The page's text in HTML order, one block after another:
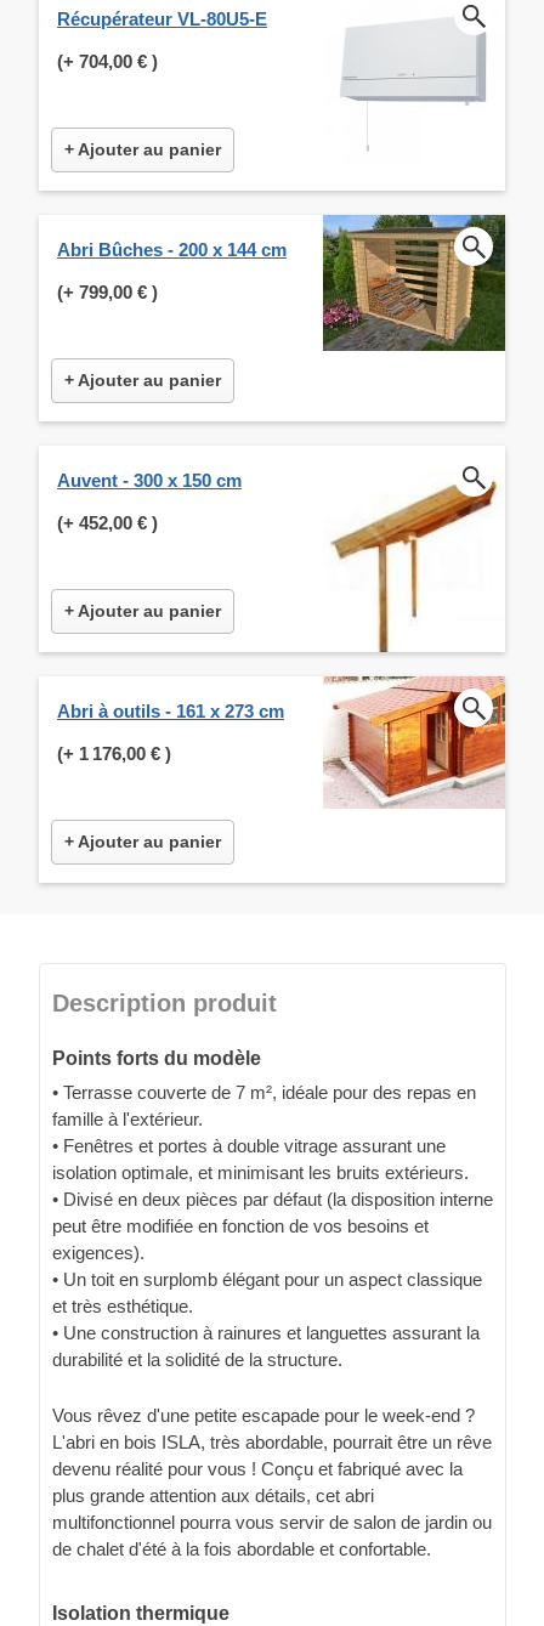
Récupérateur VL-80U5-E
(+ 704,00 € )
+ Ajouter au panier
Abri Bûches - 200 x 144 cm
(+ 799,00 € )
+ Ajouter au panier
Auvent - 300 x 150 cm
(+ 452,00 € )
+ Ajouter au panier
Abri à outils - 161 x 273 cm
(+ 1 176,00 € )
+ Ajouter au panier
Description produit
Points forts du modèle
• Terrasse couverte de 7 m², idéale pour des repas en
famille à l'extérieur.
• Fenêtres et portes à double vitrage assurant une
isolation optimale, et minimisant les bruits extérieurs.
• Divisé en deux pièces par défaut (la disposition interne
peut être modifiée en fonction de vos besoins et
exigences).
• Un toit en surplomb élégant pour un aspect classique
et très esthétique.
• Une construction à rainures et languettes assurant la
durabilité et la solidité de la structure.
Vous rêvez d'une petite escapade pour le week-end ?
L'abri en bois ISLA, très abordable, pourrait être un rêve
devenu réalité pour vous ! Conçu et fabriqué avec la
plus grande attention aux détails, cet abri
multifonctionnel pourra vous servir de salon de jardin ou
de chalet d'été à la fois abordable et confortable.
Isolation thermique